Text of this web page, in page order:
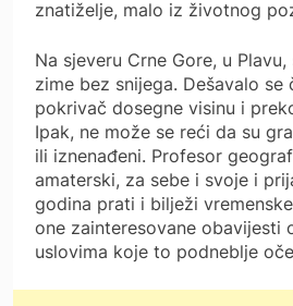
znatiželje, malo iz životnog
Na sjeveru Crne Gore, u
zime bez snijega. Dešavalo se
pokrivač dosegne visinu i
Ipak, ne može se reći da su
ili iznenađeni. Profesor
amaterski, za sebe i svoje i
godina prati i bilježi
one zainteresovane obavijesti
uslovima koje to podneblje